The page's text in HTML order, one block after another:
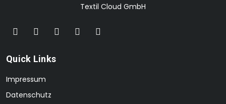
Textil Cloud GmbH
Quick Links
Impressum
Datenschutz